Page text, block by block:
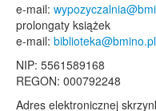
e-mail:
prolongaty książek
e-mail: biblioteka@bmino.pl
NIP: 5561589168
REGON: 000792248
Adres elektronicznej